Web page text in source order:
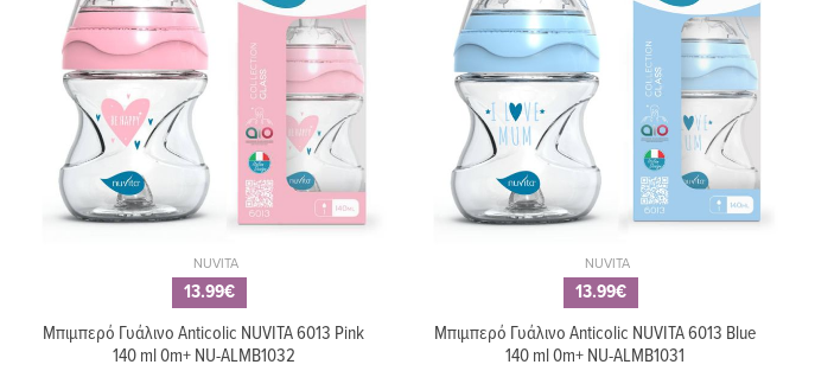
NUVITA
13.99€
Μπιμπερό Γυάλινο Anticolic NUVITA 6013 Pink
140 ml 0m+ NU-ALMB1032
NUVITA
13.99€
Μπιμπερό Γυάλινο Anticolic NUVITA 6013 Blue
140 ml 0m+ NU-ALMB1031